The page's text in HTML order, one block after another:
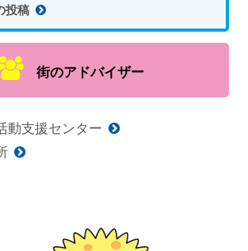
投稿
街のアドバイザー
動支援センター